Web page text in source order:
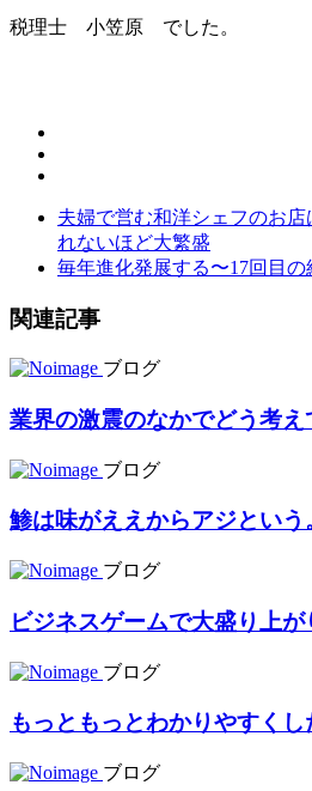
税理士 小笠原 でした。
夫婦で営む和洋シェフのお
れないほど大繁盛
毎年進化発展する〜17回目
関連記事
ブログ
業界の激震のなかでどう考え
ブログ
鯵は味がええからアジという
ブログ
ビジネスゲームで大盛り上が
ブログ
もっともっとわかりやすくし
ブログ